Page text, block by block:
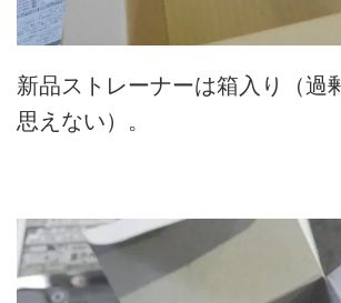
新品ストレーナーは箱入り（過
思えない）。